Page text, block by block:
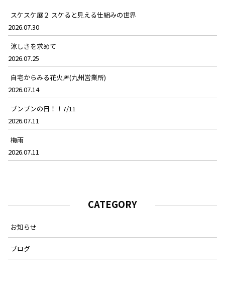
スケスケ展２ スケると見える仕組みの世界
2026.07.30
涼しさを求めて
2026.07.25
自宅からみる花火🎆(九州営業所)
2026.07.14
ブンブンの日！！7/11
2026.07.11
梅雨
2026.07.11
CATEGORY
お知らせ
ブログ